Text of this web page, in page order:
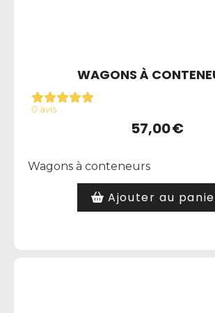
WAGONS À
0 avis
57,00€
Wagons à conteneurs
Ajouter au